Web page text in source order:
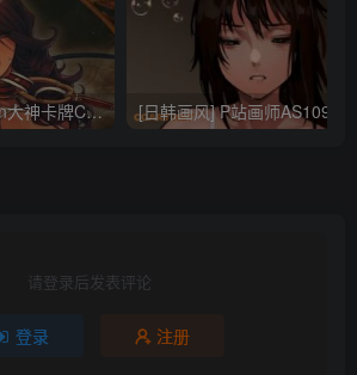
[日韩画风] 织田non大神卡牌CG插画设计画集256P 161M_CG原画资源
请登录后发表评论
登录 注册